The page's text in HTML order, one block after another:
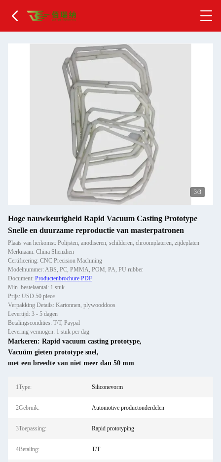
1/3
Hoge nauwkeurigheid Rapid Vacuum Casting Prototype
Snelle en duurzame reproductie van masterpatronen
Plaats van herkomst: Polijsten, anodiseren, schilderen, chroomplateren, zijdeplaten
Merknaam: China Shenzhen
Certificering: CNC Precision Machining
Modelnummer: ABS, PC, PMMA, POM, PA, PU rubber
Document: Productenbrochure PDF
Min. bestelaantal: 1 stuk
Prijs: USD 50 piece
Verpakking Details: Kartonnen, plywooddoos
Levertijd: 3 - 5 dagen
Betalingscondities: T/T, Paypal
Levering vermogen: 1 stuk per dag
Markeren: Rapid vacuum casting prototype,
Vacuüm gieten prototype snel,
met een breedte van niet meer dan 50 mm
1Type: Siliconevorm
2Gebruik: Automotive productonderdelen
3Toepassing: Rapid prototyping
4Betaling: T/T